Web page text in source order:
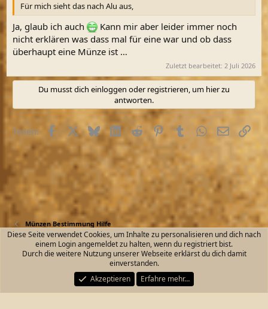
Für mich sieht das nach Alu aus,
Ja, glaub ich auch
Kann mir aber leider immer noch
nicht erklären was dass mal für eine war und ob dass
überhaupt eine Münze ist …
Zuletzt bearbeitet: 2 Juli 2026
Du musst dich einloggen oder registrieren, um hier zu
antworten.
Teilen: FacebookX (Twitter)
BlueskyLinkedInReddit PinterestTumblrWhatsApp
E-MailLink
Münzen Bestimmung Hilfe
Kontakt Nutzungsbedingungen
Datenschutz
Start
R
S
Community platform by XenForo® © 2010-2026 XenForo Ltd.
Diese Seite verwendet Cookies, um Inhalte zu personalisieren und dich nach
einem Login angemeldet zu halten, wenn du registriert bist.
Durch die weitere Nutzung unserer Webseite erklärst du dich damit
einverstanden.
Akzeptieren
Erfahre mehr…